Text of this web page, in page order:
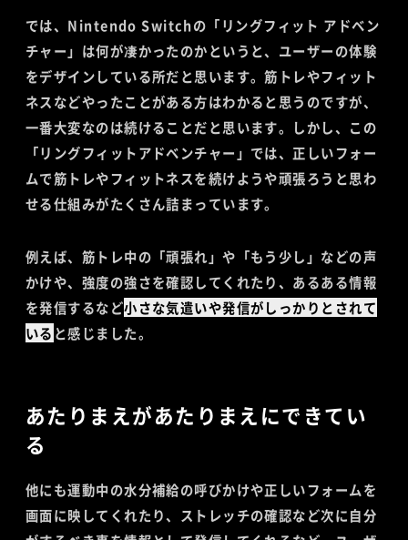
では、Nintendo Switchの「リングフィット アドベン
チャー」は何が凄かったのかというと、ユーザーの体験
をデザインしている所だと思います。筋トレやフィット
ネスなどやったことがある方はわかると思うのですが、
一番大変なのは続けることだと思います。しかし、この
「リングフィットアドベンチャー」では、正しいフォー
ムで筋トレやフィットネスを続けようや頑張ろうと思わ
せる仕組みがたくさん詰まっています。
例えば、筋トレ中の「頑張れ」や「もう少し」などの声
かけや、強度の強さを確認してくれたり、あるある情報
を発信するなど小さな気遣いや発信がしっかりとされて
いる と感じました。
あたりまえがあたりまえにできてい
る
他にも運動中の水分補給の呼びかけや正しいフォームを
画面に映してくれたり、ストレッチの確認など次に自分